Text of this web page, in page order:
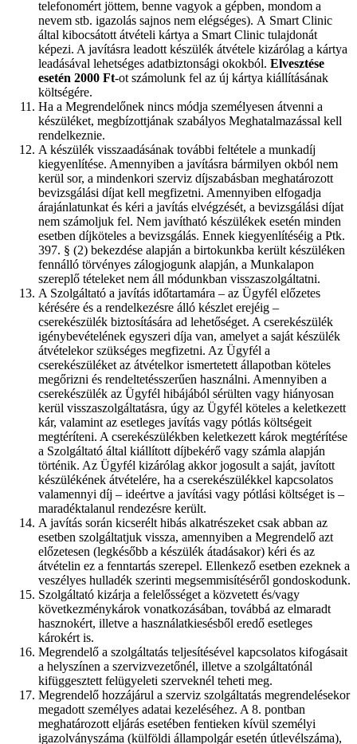
telefonomért jöttem, benne vagyok a gépben, mondom a
nevem stb. igazolás sajnos nem elégséges). A Smart Clinic
által kibocsátott átvételi kártya a Smart Clinic tulajdonát
képezi. A javításra leadott készülék átvétele kizárólag a kártya
leadásával lehetséges adatbiztonsági okokból. Elvesztése
esetén 2000 Ft-ot számolunk fel az új kártya kiállításának
költségére.
Ha a Megrendelőnek nincs módja személyesen átvenni a
készüléket, megbízottjának szabályos Meghatalmazással kell
rendelkeznie.
A készülék visszaadásának további feltétele a munkadíj
kiegyenlítése. Amennyiben a javításra bármilyen okból nem
kerül sor, a mindenkori szerviz díjszabásban meghatározott
bevizsgálási díjat kell megfizetni. Amennyiben elfogadja
árajánlatunkat és kéri a javítás elvégzését, a bevizsgálási díjat
nem számoljuk fel. Nem javítható készülékek esetén minden
esetben díjköteles a bevizsgálás. Ennek kiegyenlítéséig a Ptk.
397. § (2) bekezdése alapján a birtokunkba került készüléken
fennálló törvényes zálogjogunk alapján, a Munkalapon
szereplő tételeket nem áll módunkban visszaszolgáltatni.
A Szolgáltató a javítás időtartamára – az Ügyfél előzetes
kérésére és a rendelkezésre álló készlet erejéig –
cserekészülék biztosítására ad lehetőséget. A cserekészülék
igénybevételének egyszeri díja van, amelyet a saját készülék
átvételekor szükséges megfizetni. Az Ügyfél a
cserekészüléket az átvételkor ismertetett állapotban köteles
megőrizni és rendeltetésszerűen használni. Amennyiben a
cserekészülék az Ügyfél hibájából sérülten vagy hiányosan
kerül visszaszolgáltatásra, úgy az Ügyfél köteles a keletkezett
kár, valamint az esetleges javítás vagy pótlás költségeit
megtéríteni. A cserekészülékben keletkezett károk megtérítése
a Szolgáltató által kiállított díjbekérő vagy számla alapján
történik. Az Ügyfél kizárólag akkor jogosult a saját, javított
készülékének átvételére, ha a cserekészülékkel kapcsolatos
valamennyi díj – ideértve a javítási vagy pótlási költséget is –
maradéktalanul rendezésre került.
A javítás során kicserélt hibás alkatrészeket csak abban az
esetben szolgáltatjuk vissza, amennyiben a Megrendelő azt
előzetesen (legkésőbb a készülék átadásakor) kéri és az
átvételin ez a fenntartás szerepel. Ellenkező esetben ezeknek a
veszélyes hulladék szerinti megsemmisítéséről gondoskodunk.
Szolgáltató kizárja a felelősséget a közvetett és/vagy
következménykárok vonatkozásában, továbbá az elmaradt
hasznokért, illetve a használatkiesésből eredő esetleges
károkért is.
Megrendelő a szolgáltatás teljesítésével kapcsolatos kifogásait
a helyszínen a szervizvezetőnél, illetve a szolgáltatónál
kifüggesztett felügyeleti szerveknél teheti meg.
Megrendelő hozzájárul a szerviz szolgáltatás megrendelésekor
megadott személyes adatai kezeléséhez. A 8. pontban
meghatározott eljárás esetében fentieken kívül személyi
igazolványszáma (külföldi állampolgár esetén útlevélszáma),